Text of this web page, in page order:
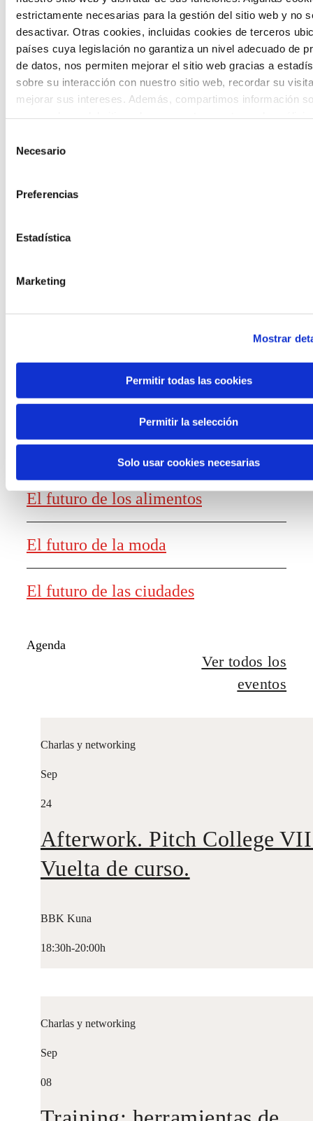
estrictamente necesarias para la gestión del sitio web y no
desactivar. Otras cookies, incluidas cookies de terceros
países cuya legislación no garantiza un nivel adecuado de
de datos, nos permiten mejorar el sitio web gracias a
sobre su interacción con nuestro sitio web, recordar su
mejorar sus intereses. Además, compartimos información
proporcionado o que hayan recopilado a partir del uso que
Necesario
Preferencias
Estadística
Marketing
Mostrar
Permitir todas las cookies
Permitir la selección
Solo usar cookies necesarias
The Future Game es un laboratorio de
participación juvenil que recoge las
cosmovisiones de las nuevas generaciones
en las temáticas que más les preocupan
hacia el futuro a través de una experiencia
Convocatorias
Generación de
conocimiento
El futuro de los alimentos
El futuro de la moda
El futuro de las ciudades
Agenda
Ver todos los
eventos
Charlas y networking
Sep
24
Afterwork. Pitch College
Vuelta de curso.
BBK Kuna
18:30h-20:00h
Charlas y networking
Sep
08